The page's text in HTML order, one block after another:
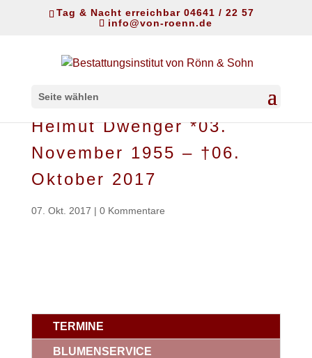
Tag & Nacht erreichbar 04641 / 22 57
info@von-roenn.de
Seite wählen
Helmut Dwenger *03.
November 1955 – †06.
Oktober 2017
07. Okt. 2017 | 0 Kommentare
TERMINE
BLUMENSERVICE